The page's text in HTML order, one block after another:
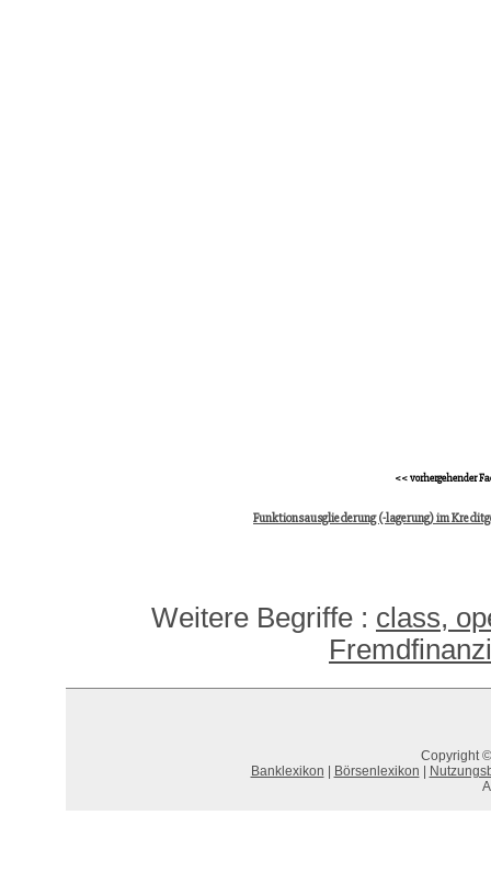
<< vorhergehender
Funktionsausgliederung (-lagerung) im
Weitere Begriffe : class,
Copyright
Banklexikon
Börsenlexikon